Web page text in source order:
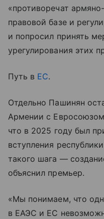
«противоречат
правовой базе и
и попросил принять
урегулирования этих
Путь в ЕС.
Отдельно Пашинян
Армении с
что в 2025 году был
вступления
такого шага —
объяснил премьер.
«Мы понимаем, что
в ЕАЭС и ЕС